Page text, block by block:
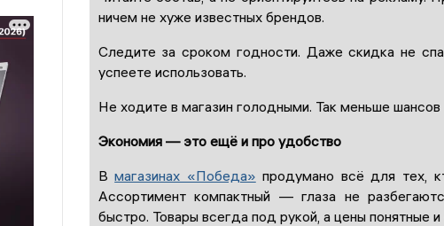
ничем не хуже известных брендов.
Следите за сроком годности. Даже скидка не
успеете использовать.
Не ходите в магазин голодными. Так меньше шансов
Экономия — это ещё и про удобство
Вмагазинах «Победа» продумано всё для тех,
Ассортимент компактный — глаза не
быстро. Товары всегда под рукой, а цены понятные и